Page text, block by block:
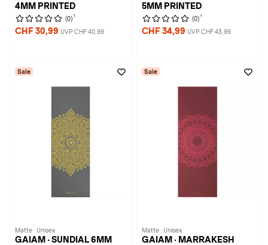
4MM PRINTED
(0) 1
CHF 30,99 UVP CHF 40,99
5MM PRINTED
(0) 1
CHF 34,99 UVP CHF 43,99
Sale
Matte · Unisex
GAIAM · SUNDIAL 6MM
Sale
Matte · Unisex
GAIAM · MARRAKESH